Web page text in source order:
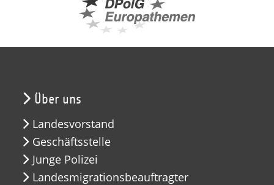
Über uns
Landesvorstand
Geschäftsstelle
Junge Polizei
Landesmigrationsbeauftragter